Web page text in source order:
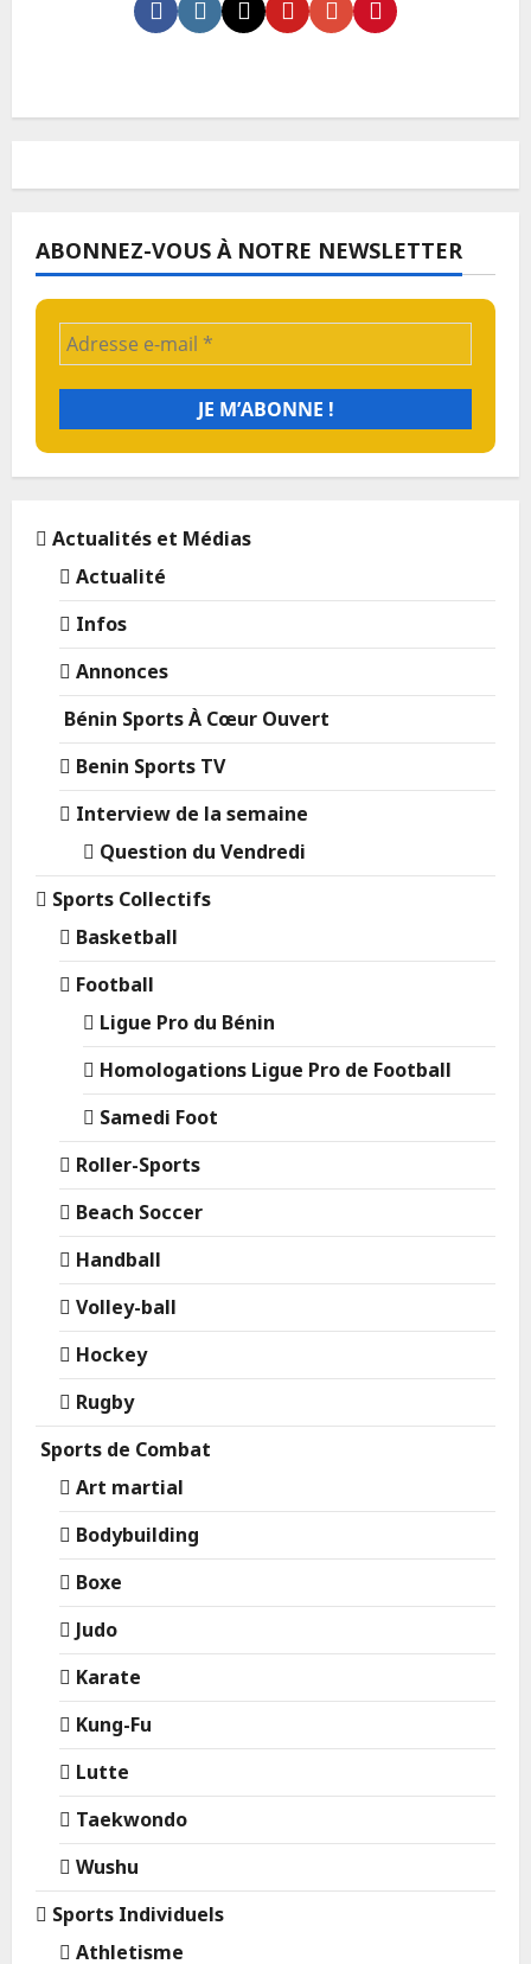
ABONNEZ-VOUS À NOTRE NEWSLETTER
Actualités et Médias
Actualité
Infos
Annonces
Bénin Sports À Cœur Ouvert
Benin Sports TV
Interview de la semaine
Question du Vendredi
Sports Collectifs
Basketball
Football
Ligue Pro du Bénin
Homologations Ligue Pro de Football
Samedi Foot
Roller-Sports
Beach Soccer
Handball
Volley-ball
Hockey
Rugby
Sports de Combat
Art martial
Bodybuilding
Boxe
Judo
Karate
Kung-Fu
Lutte
Taekwondo
Wushu
Sports Individuels
Athletisme